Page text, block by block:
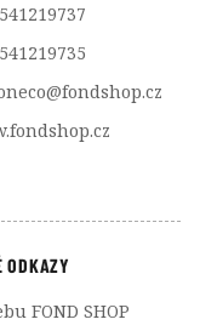
ODKAZY
FOND SHOP